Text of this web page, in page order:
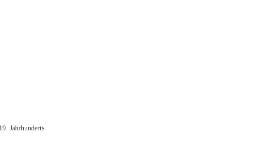
Jahrhunderts